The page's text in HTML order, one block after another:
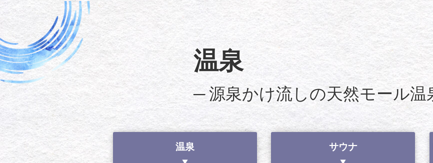
温泉
─ 源泉かけ流しの天然モール温
温泉 サウナ